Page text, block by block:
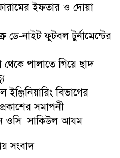
ইফতার ও দোয়া
ডে-নাইট ফুটবল টুর্নামেন্টের
থেকে পালাতে গিয়ে ছাদ
ইঞ্জিনিয়ারিং বিভাগের
সমাপনী
ওসি সাকিউল আযম
সংবাদ